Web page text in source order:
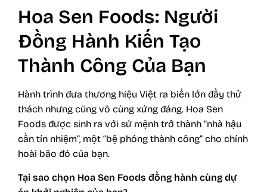
Hoa Sen Foods: Người
Đồng Hành Kiến Tạo
Thành Công Của Bạn
Hành trình đưa thương hiệu Việt ra biển lớn đầy thử
thách nhưng cũng vô cùng xứng đáng. Hoa Sen
Foods được sinh ra với sứ mệnh trở thành “nhà hậu
cần tín nhiệm”, một “bệ phóng thành công” cho chính
hoài bão đó của bạn.
Tại sao chọn Hoa Sen Foods đồng hành cùng dự